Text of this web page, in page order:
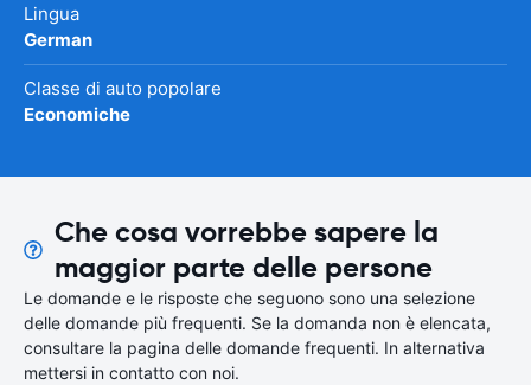
Lingua
German
Classe di auto popolare
Economiche
Che cosa vorrebbe sapere la
maggior parte delle persone
Le domande e le risposte che seguono sono una selezione
delle domande più frequenti. Se la domanda non è elencata,
consultare la pagina delle domande frequenti. In alternativa
mettersi in contatto con noi.